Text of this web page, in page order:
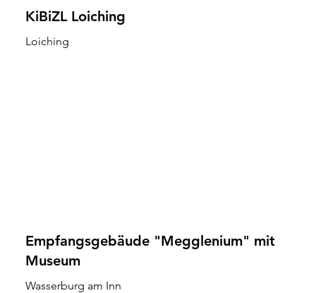
KiBiZL Loiching
Loiching
Empfangsgebäude "Megglenium" mit
Museum
Wasserburg am Inn